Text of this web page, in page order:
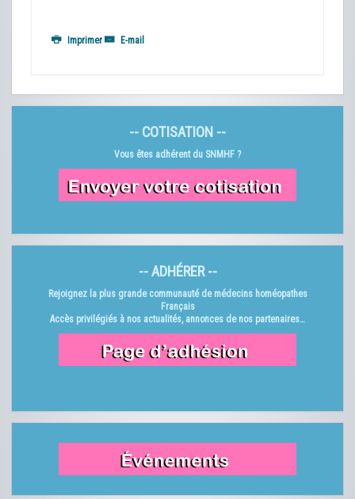
Imprimer E-mail
-- COTISATION --
Vous êtes adhérent du SNMHF ?
-- ADHÉRER --
Rejoignez la plus grande communauté de médecins homéopathes
Français
Accès privilégiés à nos actualités, annonces de nos partenaires…